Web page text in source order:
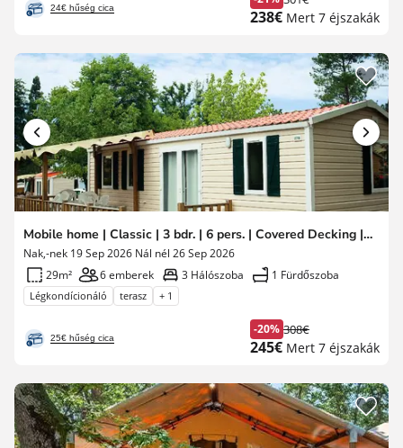
24€ hűség cica
Korábbi
díj
Új
238€ Mert 7 éjszakák
Mobile home | Classic | 3 bdr. | 6 pers. | Covered Decking | A/C
Nak,-nek 19 Sep 2026 Nál nél 26 Sep 2026
29m²
6 emberek 3 Hálószoba 1 Fürdőszoba
Légkondícionáló terasz + 1
25€ hűség cica
-20%
Korábbi
díj
308€
Új
245€ Mert 7 éjszakák